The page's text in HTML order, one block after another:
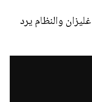
والنظام يرد